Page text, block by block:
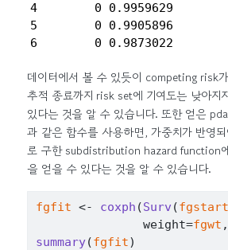
4        0 0.9959629
5        0 0.9905896
6        0 0.9873022
데이터에서 볼 수 있듯이 competing risk
추적 종료까지 risk set에 기여도는 낮아지
있다는 것을 알 수 있습니다. 또한 얻은
과 같은 함수를 사용하면, 가중치가 반영
로 구한 subdistribution hazard function
을 얻을 수 있다는 것을 알 수 있습니다.
fgfit <- coxph (Surv (fgstart
               weight
=fgwt
summary(fgfit)